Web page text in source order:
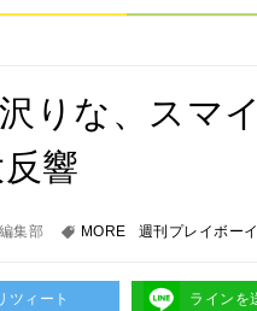
りな、スマ
響
集部 MORE 週刊プレイボー
ツィート ラインを